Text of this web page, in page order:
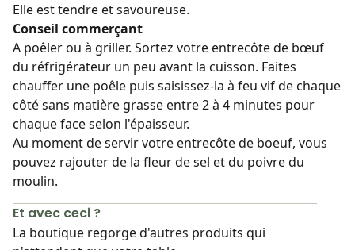
Elle est tendre et savoureuse.
Conseil commerçant
A poêler ou à griller. Sortez votre entrecôte de bœuf
du réfrigérateur un peu avant la cuisson. Faites
chauffer une poêle puis saisissez-la à feu vif de chaque
côté sans matière grasse entre 2 à 4 minutes pour
chaque face selon l'épaisseur.
Au moment de servir votre entrecôte de boeuf, vous
pouvez rajouter de la fleur de sel et du poivre du
moulin.
Et avec ceci ?
La boutique regorge d'autres produits qui